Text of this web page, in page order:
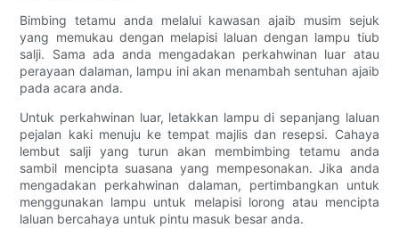
Bimbing tetamu anda melalui kawasan ajaib musim sejuk
yang memukau dengan melapisi laluan dengan lampu tiub
salji. Sama ada anda mengadakan perkahwinan luar atau
perayaan dalaman, lampu ini akan menambah sentuhan ajaib
pada acara anda.
Untuk perkahwinan luar, letakkan lampu di sepanjang laluan
pejalan kaki menuju ke tempat majlis dan resepsi. Cahaya
lembut salji yang turun akan membimbing tetamu anda
sambil mencipta suasana yang mempesonakan. Jika anda
mengadakan perkahwinan dalaman, pertimbangkan untuk
menggunakan lampu untuk melapisi lorong atau mencipta
laluan bercahaya untuk pintu masuk besar anda.